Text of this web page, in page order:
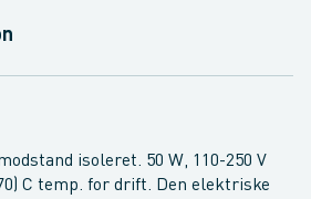
isoleret. 50 W, 110-250 V
C temp. for drift. Den elektriske